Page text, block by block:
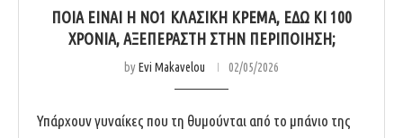
ΠΟΙΆ ΕΊΝΑΙ Η ΝΟ1 ΚΛΑΣΙΚΉ ΚΡΈΜΑ, ΕΔΏ ΚΙ 100
ΧΡΌΝΙΑ, ΑΞΕΠΈΡΑΣΤΗ ΣΤΗΝ ΠΕΡΙΠΟΊΗΣΗ;
byEvi Makavelou 02/05/2026
Υπάρχουν γυναίκες που τη θυμούνται από το μπάνιο της